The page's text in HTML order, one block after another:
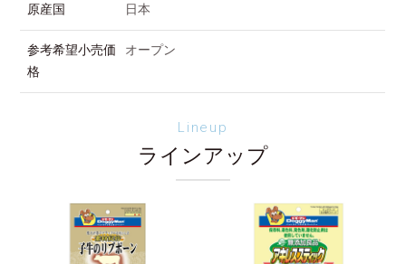
原産国 日本
参考希望小売価
格
オープン
Lineup
ラインアップ